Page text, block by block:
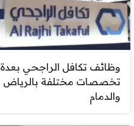
وظائف تكافل الراجحي بعدة
تخصصات مختلفة بالرياض
والدمام